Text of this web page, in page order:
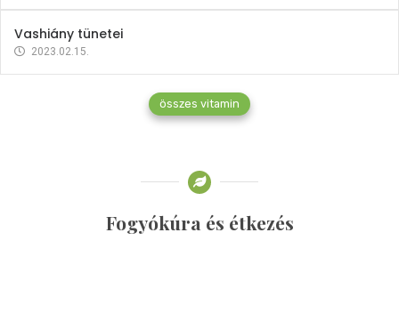
Vashiány tünetei
2023.02.15.
összes vitamin
Fogyókúra és étkezés